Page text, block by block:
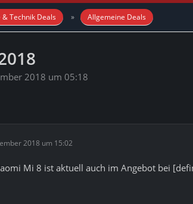
Technik Deals Allgemeine Deals
2018 um 05:18
2018 um 15:02
Mi 8 ist aktuell auch im Angebot bei